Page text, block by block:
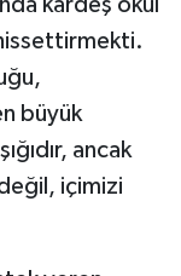
kardeş okul
hissettirmekti.
büyük
ancak
içimizi